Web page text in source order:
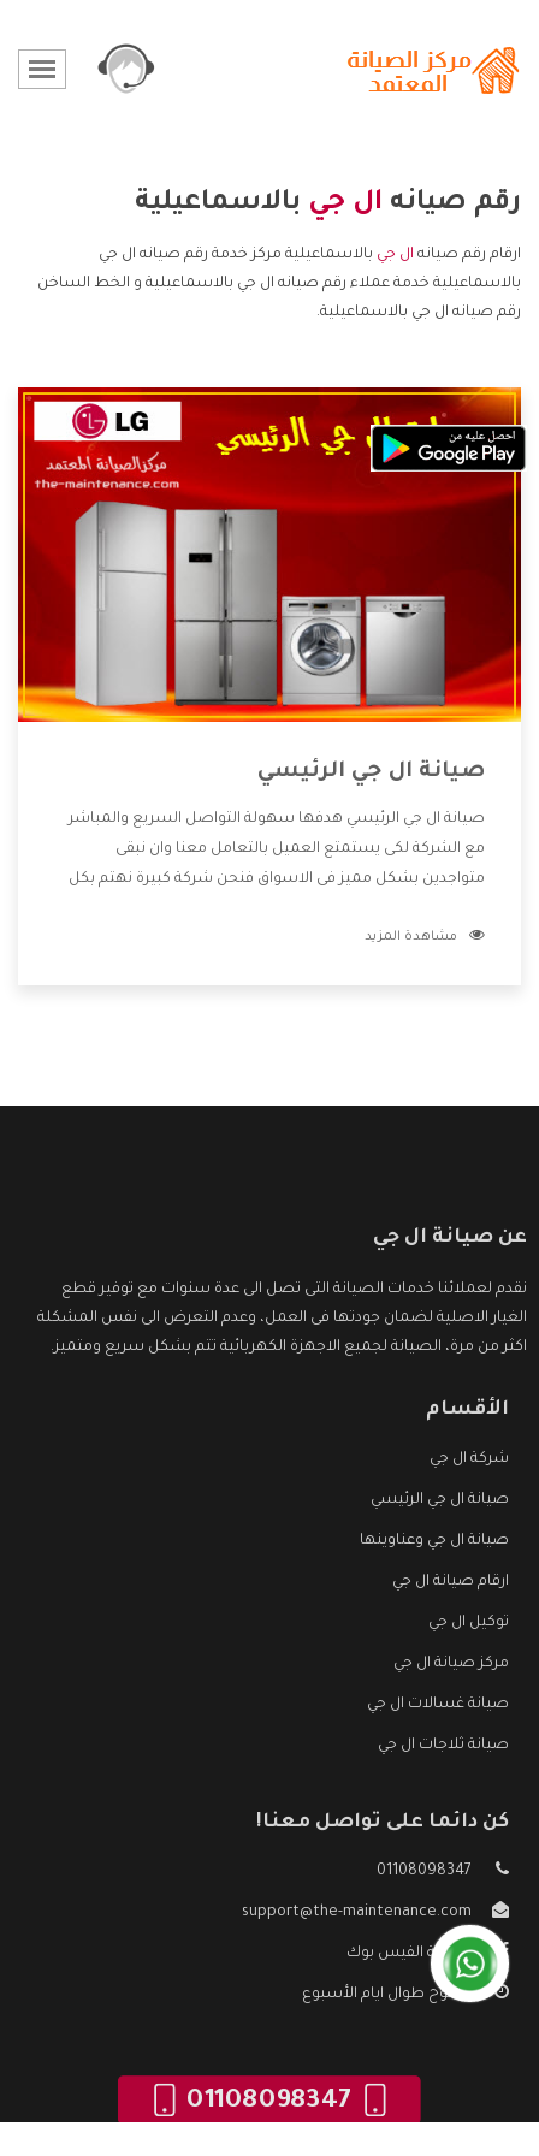
رقم صيانه ال جي بالاسماعيلية
ارقام رقم صيانه ال جي بالاسماعيلية مركز خدمة رقم صيانه ال جي
بالاسماعيلية خدمة عملاء رقم صيانه ال جي بالاسماعيلية و الخط الساخن
رقم صيانه ال جي بالاسماعيلية.
صيانة ال جي الرئيسي
صيانة ال جي الرئيسي هدفها سهولة التواصل السريع والمباشر
مع الشركة لكى يستمتع العميل بالتعامل معنا وان نبقى
متواجدين بشكل مميز فى الاسواق فنحن شركة كبيرة نهتم بكل
الشركة بها والتى تكون منها خدمة الصيانة التى تكون من أهم
مشاهدة المزيد
عن صيانة ال جي
نقدم لعملائنا خدمات الصيانة التى تصل الى عدة سنوات مع توفير قطع
الغيار الاصلية لضمان جودتها فى العمل، وعدم التعرض الى نفس المشكلة
اكثر من مرة، الصيانة لجميع الاجهزة الكهربائية تتم بشكل سريع ومتميز.
الأقسام
شركة ال جي
صيانة ال جي الرئيسي
صيانة ال جي وعناوينها
ارقام صيانة ال جي
توكيل ال جي
مركز صيانة ال جي
صيانة غسالات ال جي
صيانة ثلاجات ال جي
كن دائما على تواصل معنا!
01108098347
support@the-maintenance.com
صفحة الفيس بوك
مفتوح طوال ايام الأسبوع
01108098347